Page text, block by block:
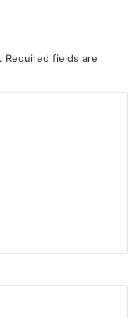
Required fields are